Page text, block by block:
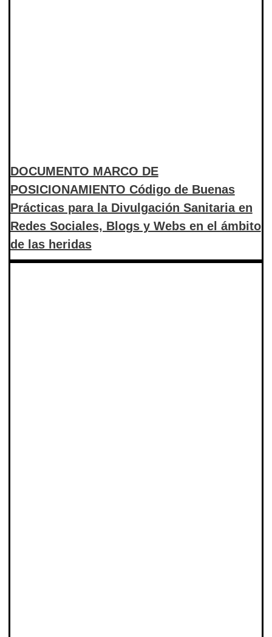
DOCUMENTO MARCO DE
POSICIONAMIENTO Código de Buenas
Prácticas para la Divulgación Sanitaria en
Redes Sociales, Blogs y Webs en el ámbito
de las heridas